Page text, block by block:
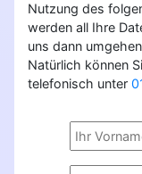
Nutzung des
werden all Ihre
uns dann
Natürlich können
telefonisch unter